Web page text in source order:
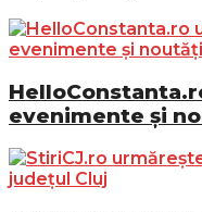
evenimente și